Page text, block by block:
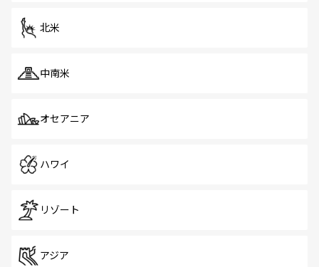
北米
中南米
オセアニア
ハワイ
リゾート
アジア